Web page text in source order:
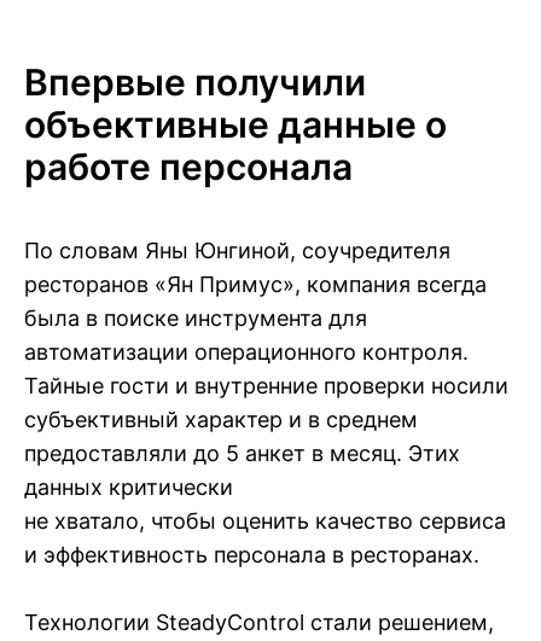
Впервые получили
объективные данные о
работе персонала
По словам Яны Юнгиной, соучредителя
ресторанов «Ян Примус», компания всегда
была в поиске инструмента для
автоматизации операционного контроля.
Тайные гости и внутренние проверки носили
субъективный характер и в среднем
предоставляли до 5 анкет в месяц. Этих
данных критически
не хватало, чтобы оценить качество сервиса
и эффективность персонала в ресторанах.
Технологии SteadyControl стали решением,